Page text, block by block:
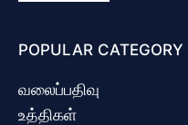
POPULAR CATEGORY
வலைப்பதிவு
உத்திகள்